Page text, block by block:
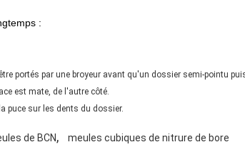
:
portés par une broyeur avant qu'un dossier semi-pointu
est mate, de l'autre côté.
puce sur les dents du dossier.
de BCN, meules cubiques de nitrure de bore